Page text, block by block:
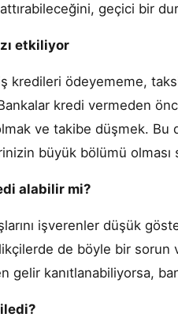
geçici bir
etkiliyor
kredileri ödeyememe,
kredi vermeden
ve takibe düşmek.
büyük bölümü olması
alabilir mi?
işverenler düşük
de böyle bir
gelir kanıtlanabiliyorsa,